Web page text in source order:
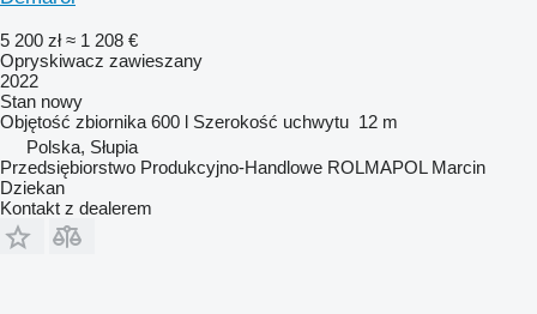
5 200 zł ≈ 1 208 €
Opryskiwacz zawieszany
2022
Stan nowy
Objętość zbiornika 600 l Szerokość uchwytu 12 m
Polska, Słupia
Przedsiębiorstwo Produkcyjno-Handlowe ROLMAPOL Marcin
Dziekan
Kontakt z dealerem